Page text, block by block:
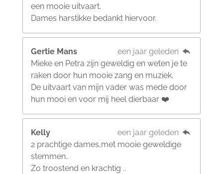
een mooie uitvaart.
Dames harstikke bedankt hiervoor.
Gertie Mans
een jaar geleden
Mieke en Petra zijn geweldig en weten je te
raken door hun mooie zang en muziek.
De uitvaart van mijn vader was mede door
hun mooi en voor mij heel dierbaar ❤️
Kelly
een jaar geleden
2 prachtige dames,met mooie geweldige
stemmen..
Zo troostend en krachtig ..